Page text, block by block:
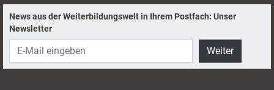
News aus der Weiterbildungswelt in Ihrem Postfach: Unser
Newsletter
Weiter